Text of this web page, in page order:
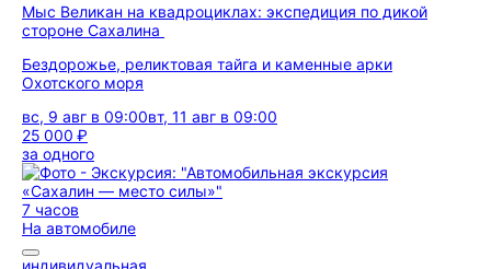
Мыс Великан на квадроциклах: экспедиция по дикой
стороне Сахалина
Бездорожье, реликтовая тайга и каменные арки
Охотского моря
вс, 9 авг в 09:00вт, 11 авг в 09:00
25 000 ₽
за одного
7 часов
На автомобиле
индивидуальная